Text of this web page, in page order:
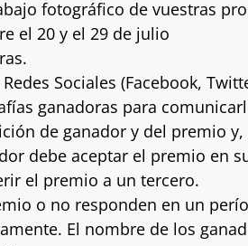
fotográfico de vuestras
el 20 y el 29 de julio
Sociales (Facebook,
ganadoras para
de ganador y del premio y,
debe aceptar el premio en
el premio a un tercero.
o no responden en un
El nombre de los